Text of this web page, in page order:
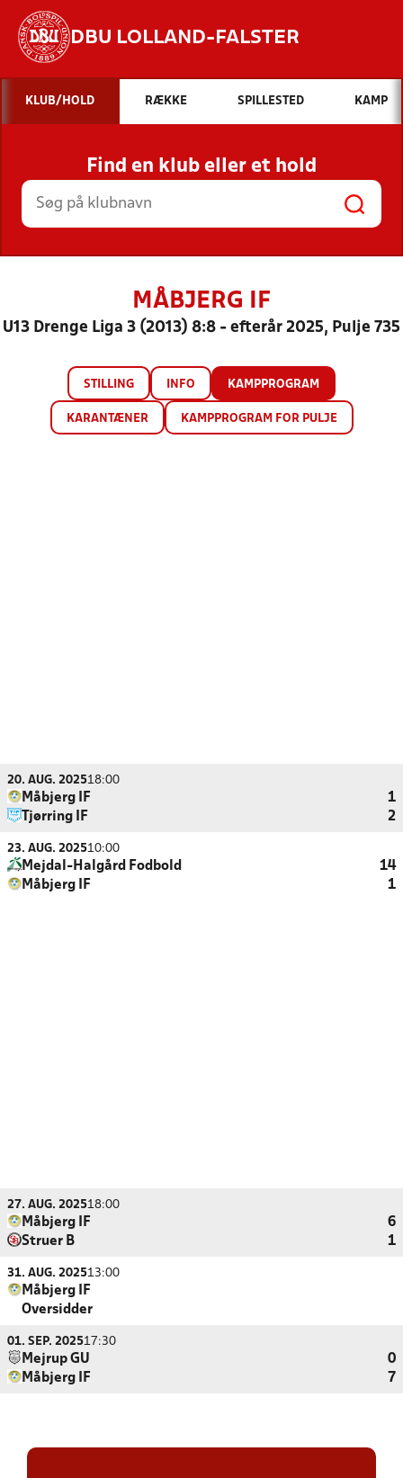
DBU LOLLAND-FALSTER
Hvad vil du søge efter?
INDHOLD OG NYHEDER
STILLINGER, RESULTATER, KLUBBER OG
HOLD
KLUB/HOLD RÆKKE SPILLESTED KAMP
Find en klub eller et hold
MÅBJERG IF
U13 Drenge Liga 3 (2013) 8:8 - efterår 2025, Pulje 735
STILLING INFO KAMPPROGRAM
KARANTÆNER KAMPPROGRAM FOR PULJE
20. AUG. 202518:00
Måbjerg IF
1
Tjørring IF
2
23. AUG. 202510:00
Mejdal-Halgård Fodbold
14
Måbjerg IF
1
27. AUG. 202518:00
Måbjerg IF
6
Struer B
1
31. AUG. 202513:00
Måbjerg IF
Oversidder
01. SEP. 202517:30
Mejrup GU
0
Måbjerg IF
7